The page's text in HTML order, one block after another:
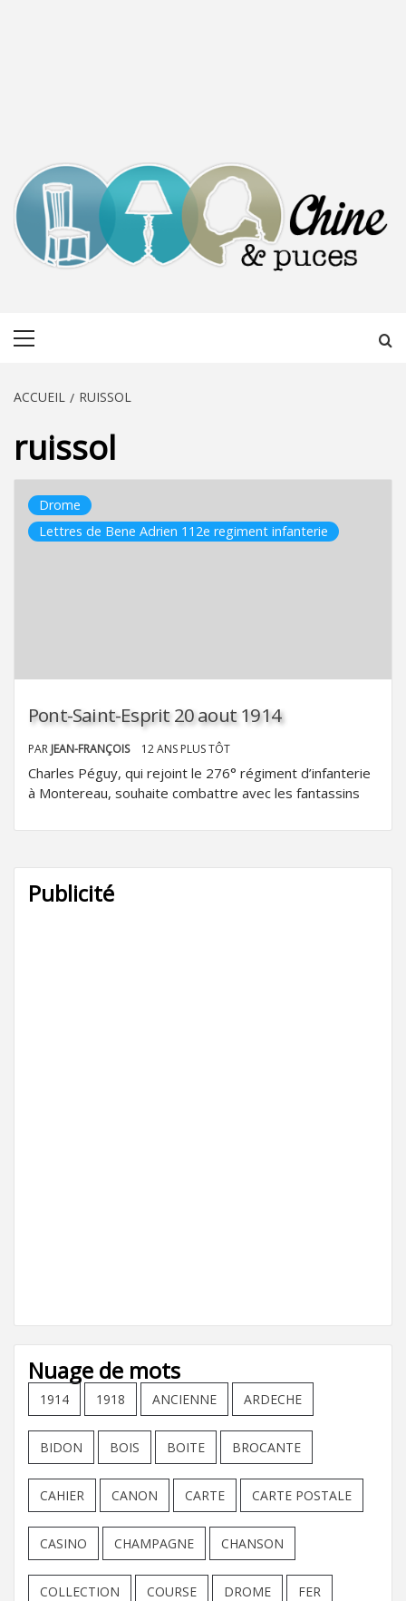
ACCUEIL RUISSOL
ruissol
Drome
Lettres de Bene Adrien 112e regiment infanterie
Pont-Saint-Esprit 20 aout 1914
PAR JEAN-FRANÇOIS 12 ANS PLUS TÔT
Charles Péguy, qui rejoint le 276° régiment d’infanterie
à Montereau, souhaite combattre avec les fantassins
Publicité
Nuage de mots
1914 1918 ANCIENNE ARDECHE
BIDON BOIS BOITE BROCANTE
CAHIER CANON CARTE CARTE POSTALE
CASINO CHAMPAGNE CHANSON
COLLECTION COURSE DROME FER